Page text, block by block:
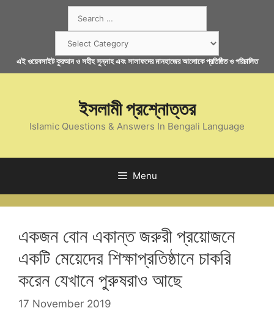
for:
এই ওয়েবসাইট কুরআন ও সহীহ সুন্নাহ এবং সালাফদের মানহাজের আলোকে প্রতিষ্ঠিত ও পরিচালিত
ইসলামী প্রশ্নোত্তর
Islamic Questions & Answers In Bengali Language
Menu
একজন বোন একান্ত জরুরী প্রয়োজনে
একটি মেয়েদের শিক্ষাপ্রতিষ্ঠানে চাকরি
করেন যেখানে পুরুষরাও আছে
17 November 2019